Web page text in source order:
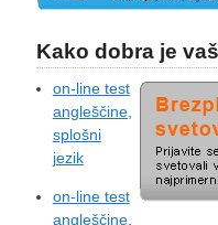
Kako dobra je
on-line test
angleščine,
splošni
jezik
on-line test
angleščine,